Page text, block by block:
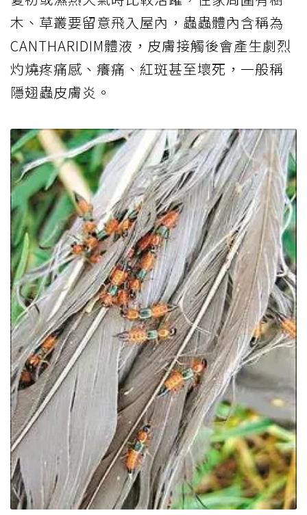
木、草叢要留意飛入屋內，蟲蟲體內含稱為
CANTHARIDIM體液，皮膚接觸後會產生劇烈
灼燒疼痛感、癢痛、紅斑甚至壞死，一般稱
隱翅蟲皮膚炎。